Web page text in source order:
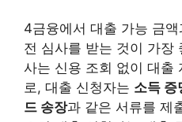
4금융에서 대출 가능 금
전 심사를 받는 것이 가장
사는 신용 조회 없이 대출
로, 대출 신청자는 소득 증
드 송장과 같은 서류를 제